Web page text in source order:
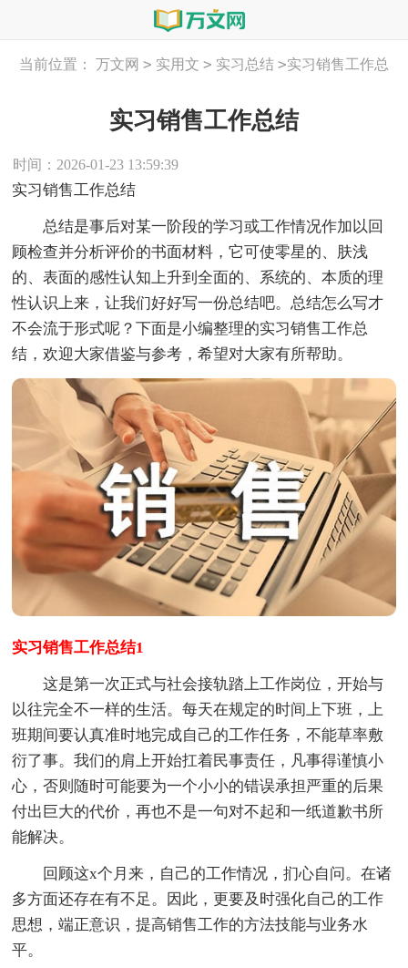
当前位置： 万文网 > 实用文 > 实习总结 >实习销售工作总
实习销售工作总结
时间：2026-01-23 13:59:39
实习销售工作总结
总结是事后对某一阶段的学习或工作情况作加以回
顾检查并分析评价的书面材料，它可使零星的、肤浅
的、表面的感性认知上升到全面的、系统的、本质的理
性认识上来，让我们好好写一份总结吧。总结怎么写才
不会流于形式呢？下面是小编整理的实习销售工作总
结，欢迎大家借鉴与参考，希望对大家有所帮助。
实习销售工作总结1
这是第一次正式与社会接轨踏上工作岗位，开始与
以往完全不一样的生活。每天在规定的时间上下班，上
班期间要认真准时地完成自己的工作任务，不能草率敷
衍了事。我们的肩上开始扛着民事责任，凡事得谨慎小
心，否则随时可能要为一个小小的错误承担严重的后果
付出巨大的代价，再也不是一句对不起和一纸道歉书所
能解决。
回顾这x个月来，自己的工作情况，扪心自问。在诸
多方面还存在有不足。因此，更要及时强化自己的工作
思想，端正意识，提高销售工作的方法技能与业务水
平。